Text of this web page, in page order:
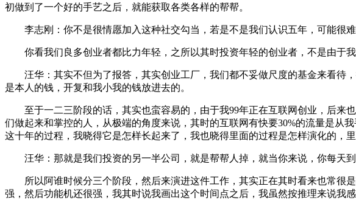
初做到了一个好的手艺之后，就能获取各类各样的帮帮。
李志刚：你不是很情愿加入这种社交勾当，若是不是我们认识五年，可能很难
你看我们良多创业者都比力年轻，之所以其时投资年轻的创业者，不是由于我
汪华：其实不但为了报答，其实创业工厂，我们都不妥做尺度的基金来看待
是本人的钱，开复和我小我的钱放进去的。
至于一二三阶段的话，其实也蛮容易的，由于我99年正在互联网创业，后来
们做起来和掌控的人，从极端的角度来说，其时的互联网有快要30%的流量是从
这十年的过程，我晓得它是怎样长起来了，我也晓得里面的过程是怎样演化的，
汪华：那就是我们投资的另一半公司，就是帮帮人掉，就当你来说，你每天到
所以阿谁时候分三个阶段，然后来演进这件工作，其实正在其时看来也常很
强，然后功能机还很强，我其时说我画出这个时间点之后，我虽然按推理来说